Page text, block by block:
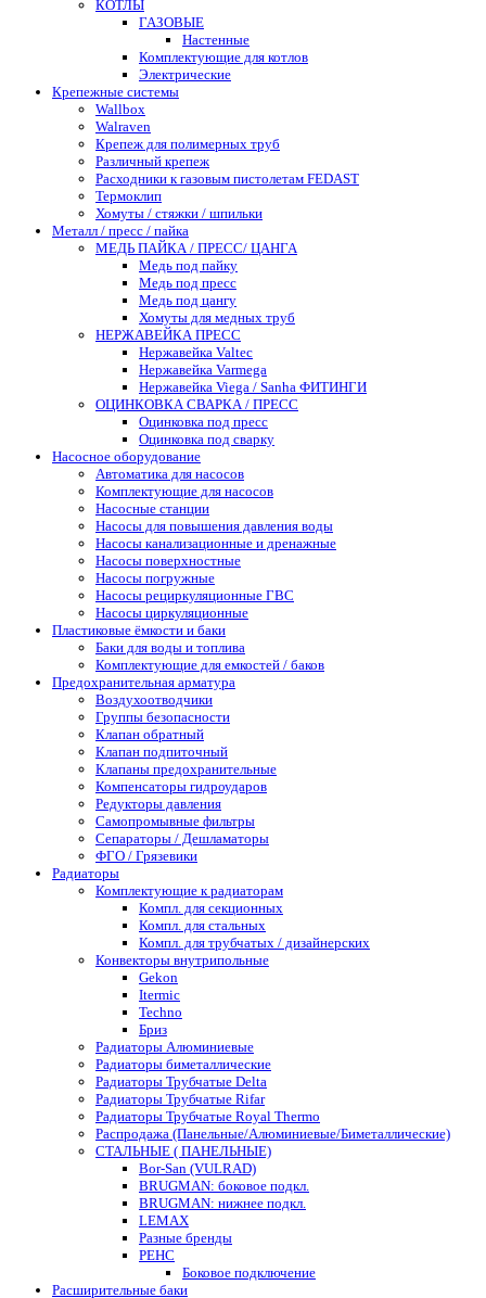
КОТЛЫ
ГАЗОВЫЕ
Настенные
Комплектующие для котлов
Электрические
Крепежные системы
Wallbox
Walraven
Крепеж для полимерных труб
Различный крепеж
Расходники к газовым пистолетам FEDAST
Термоклип
Хомуты / стяжки / шпильки
Металл / пресс / пайка
МЕДЬ ПАЙКА / ПРЕСС/ ЦАНГА
Медь под пайку
Медь под пресс
Медь под цангу
Хомуты для медных труб
НЕРЖАВЕЙКА ПРЕСС
Нержавейка Valtec
Нержавейка Varmega
Нержавейка Viega / Sanha ФИТИНГИ
ОЦИНКОВКА СВАРКА / ПРЕСС
Оцинковка под пресс
Оцинковка под сварку
Насосное оборудование
Автоматика для насосов
Комплектующие для насосов
Насосные станции
Насосы для повышения давления воды
Насосы канализационные и дренажные
Насосы поверхностные
Насосы погружные
Насосы рециркуляционные ГВС
Насосы циркуляционные
Пластиковые ёмкости и баки
Баки для воды и топлива
Комплектующие для емкостей / баков
Предохранительная арматура
Воздухоотводчики
Группы безопасности
Клапан обратный
Клапан подпиточный
Клапаны предохранительные
Компенсаторы гидроударов
Редукторы давления
Самопромывные фильтры
Сепараторы / Дешламаторы
ФГО / Грязевики
Радиаторы
Комплектующие к радиаторам
Компл. для секционных
Компл. для стальных
Компл. для трубчатых / дизайнерских
Конвекторы внутрипольные
Gekon
Itermic
Techno
Бриз
Радиаторы Алюминиевые
Радиаторы биметаллические
Радиаторы Трубчатые Delta
Радиаторы Трубчатые Rifar
Радиаторы Трубчатые Royal Thermo
Распродажа (Панельные/Алюминиевые/Биметаллические)
СТАЛЬНЫЕ ( ПАНЕЛЬНЫЕ)
Bor-San (VULRAD)
BRUGMAN: боковое подкл.
BRUGMAN: нижнее подкл.
LEMAX
Разные бренды
РЕНС
Боковое подключение
Расширительные баки